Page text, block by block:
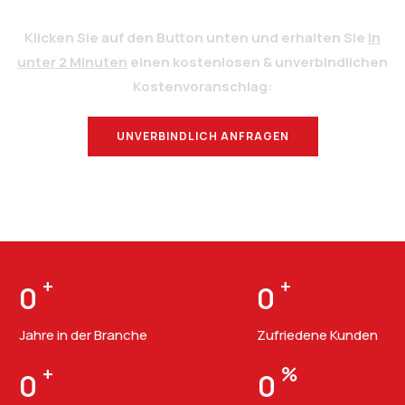
Klicken Sie auf den Button unten und erhalten Sie in
unter 2 Minuten einen kostenlosen & unverbindlichen
Kostenvoranschlag:
UNVERBINDLICH ANFRAGEN
0 +
Jahre in der Branche
0 +
Zufriedene Kunden
0 + 0 %